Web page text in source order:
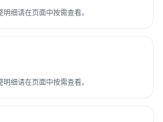
细请在页面中按需查看。
细请在页面中按需查看。